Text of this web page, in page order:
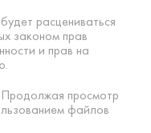
расцениваться
законом прав
и прав на
просмотр
файлов